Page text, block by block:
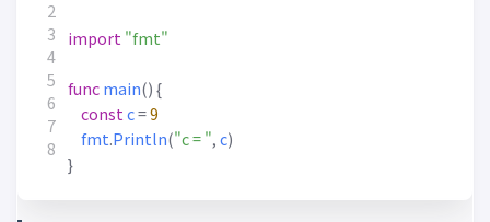
4
7
import "fmt"
funcmain() {
const c=9
fmt.Println("c = ", c)
}